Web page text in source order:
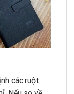
các ruột